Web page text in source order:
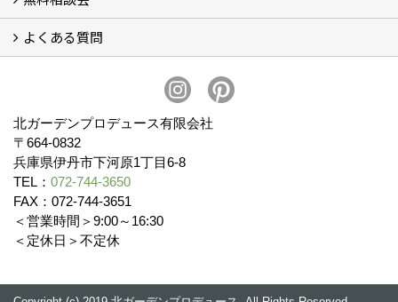
無料相談会
よくある質問
アフターサービス・アフターメンテナンスについて (3)
北ガーデンプロデュース有限会社
〒664-0832
兵庫県伊丹市下河原1丁目6-8
TEL： 072-744-3650
FAX：072-744-3651
＜営業時間＞9:00～16:30
＜定休日＞不定休